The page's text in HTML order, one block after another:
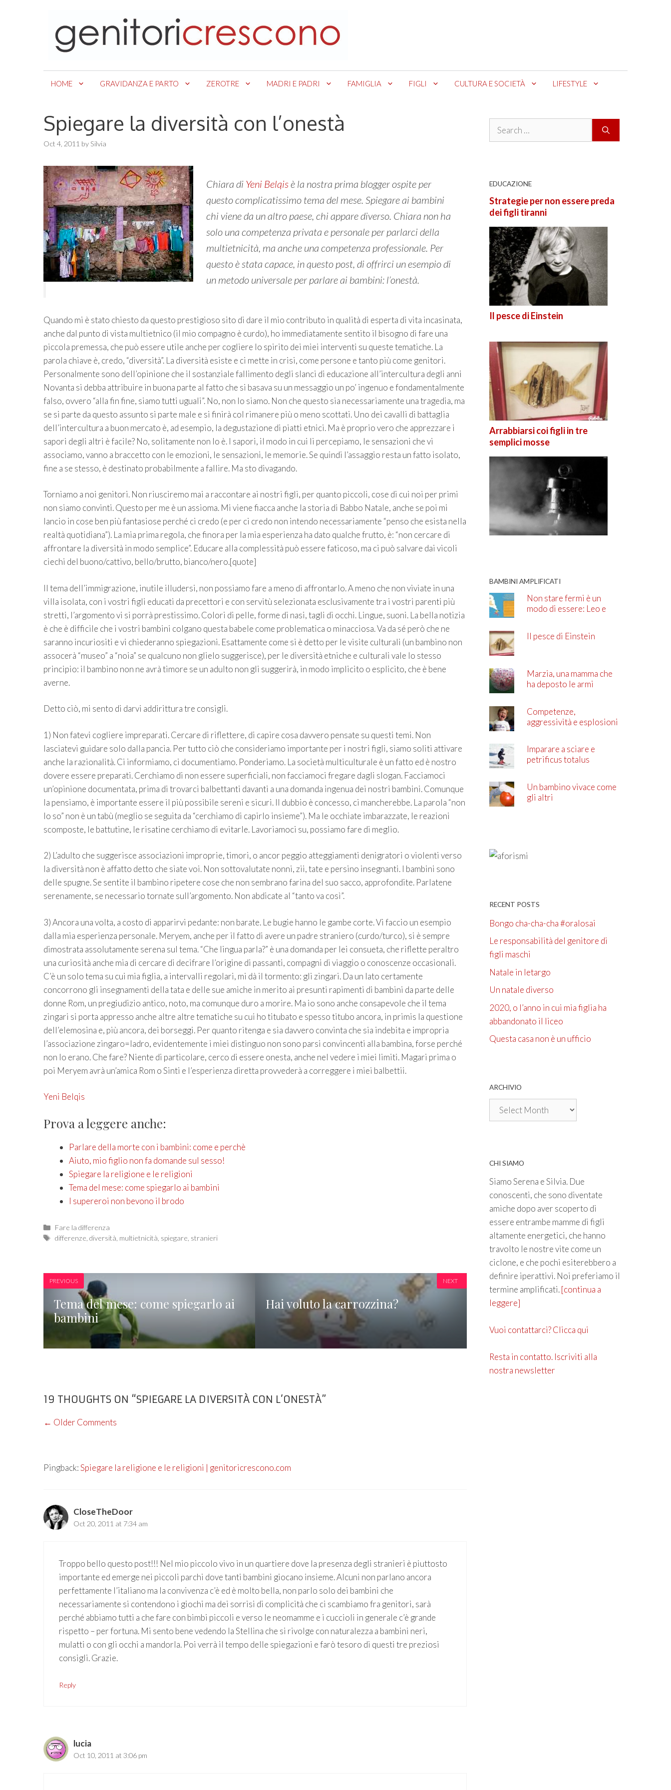
HOME GRAVIDANZA E PARTO ZEROTRE MADRI E PADRI FAMIGLIA FIGLI CULTURA E SOCIETÀ LIFESTYLE
Spiegare la diversità con l’onestà
Oct 4, 2011 by Silvia
Chiara di Yeni Belqisè la nostra prima blogger ospite per
questo complicatissimo tema del mese. Spiegare ai bambini
chi viene da un altro paese, chi appare diverso. Chiara non ha
solo una competenza privata e personale per parlarci della
multietnicità, ma anche una competenza professionale. Per
questo è stata capace, in questo post, di offrirci un esempio di
un metodo universale per parlare ai bambini: l’onestà.
Quando mi è stato chiesto da questo prestigioso sito di dare il mio contributo in qualità di esperta di vita incasinata,
anche dal punto di vista multietnico (il mio compagno è curdo), ho immediatamente sentito il bisogno di fare una
piccola premessa, che può essere utile anche per cogliere lo spirito dei miei interventi su queste tematiche. La
parola chiave è, credo, “diversità”. La diversità esiste e ci mette in crisi, come persone e tanto più come genitori.
Personalmente sono dell’opinione che il sostanziale fallimento degli slanci di educazione all’intercultura degli anni
Novanta si debba attribuire in buona parte al fatto che si basava su un messaggio un po’ ingenuo e fondamentalmente
falso, ovvero “alla fin fine, siamo tutti uguali”. No, non lo siamo. Non che questo sia necessariamente una tragedia, ma
se si parte da questo assunto si parte male e si finirà col rimanere più o meno scottati. Uno dei cavalli di battaglia
dell’intercultura a buon mercato è, ad esempio, la degustazione di piatti etnici. Ma è proprio vero che apprezzare i
sapori degli altri è facile? No, solitamente non lo è. I sapori, il modo in cui li percepiamo, le sensazioni che vi
associamo, vanno a braccetto con le emozioni, le sensazioni, le memorie. Se quindi l’assaggio resta un fatto isolato,
fine a se stesso, è destinato probabilmente a fallire. Ma sto divagando.
Torniamo a noi genitori. Non riusciremo mai a raccontare ai nostri figli, per quanto piccoli, cose di cui noi per primi
non siamo convinti. Questo per me è un assioma. Mi viene fiacca anche la storia di Babbo Natale, anche se poi mi
lancio in cose ben più fantasiose perché ci credo (e per ci credo non intendo necessariamente “penso che esista nella
realtà quotidiana”). La mia prima regola, che finora per la mia esperienza ha dato qualche frutto, è: “non cercare di
affrontare la diversità in modo semplice”. Educare alla complessità può essere faticoso, ma ci può salvare dai vicoli
ciechi del buono/cattivo, bello/brutto, bianco/nero.[quote]
Il tema dell’immigrazione, inutile illudersi, non possiamo fare a meno di affrontarlo. A meno che non viviate in una
villa isolata, con i vostri figli educati da precettori e con servitù selezionata esclusivamente tra i vostri parenti più
stretti, l’argomento vi si porrà prestissimo. Colori di pelle, forme di nasi, tagli di occhi. Lingue, suoni. La bella notizia
è che è difficile che i vostri bambini colgano questa babele come problematica o minacciosa. Va da sé però che ne
saranno incuriositi e vi chiederanno spiegazioni. Esattamente come si è detto per le visite culturali (un bambino non
assocerà “museo” a “noia” se qualcuno non glielo suggerisce), per le diversità etniche e culturali vale lo stesso
principio: il bambino non ne avrà timore se un adulto non gli suggerirà, in modo implicito o esplicito, che è bene
averne.
Detto ciò, mi sento di darvi addirittura tre consigli.
1) Non fatevi cogliere impreparati. Cercare di riflettere, di capire cosa davvero pensate su questi temi. Non
lasciatevi guidare solo dalla pancia. Per tutto ciò che consideriamo importante per i nostri figli, siamo soliti attivare
anche la razionalità. Ci informiamo, ci documentiamo. Ponderiamo. La società multiculturale è un fatto ed è nostro
dovere essere preparati. Cerchiamo di non essere superficiali, non facciamoci fregare dagli slogan. Facciamoci
un’opinione documentata, prima di trovarci balbettanti davanti a una domanda ingenua dei nostri bambini. Comunque
la pensiamo, è importante essere il più possibile sereni e sicuri. Il dubbio è concesso, ci mancherebbe. La parola “non
lo so” non è un tabù (meglio se seguita da “cerchiamo di capirlo insieme”). Ma le occhiate imbarazzate, le reazioni
scomposte, le battutine, le risatine cerchiamo di evitarle. Lavoriamoci su, possiamo fare di meglio.
2) L’adulto che suggerisce associazioni improprie, timori, o ancor peggio atteggiamenti denigratori o violenti verso
la diversità non è affatto detto che siate voi. Non sottovalutate nonni, zii, tate e persino insegnanti. I bambini sono
delle spugne. Se sentite il bambino ripetere cose che non sembrano farina del suo sacco, approfondite. Parlatene
serenamente, se necessario tornate sull’argomento. Non abdicate al “tanto va così”.
3) Ancora una volta, a costo di apparirvi pedante: non barate. Le bugie hanno le gambe corte. Vi faccio un esempio
dalla mia esperienza personale. Meryem, anche per il fatto di avere un padre straniero (curdo/turco), si è sempre
dimostrata assolutamente serena sul tema. “Che lingua parla?” è una domanda per lei consueta, che riflette peraltro
una curiosità anche mia di cercare di decifrare l’origine di passanti, compagni di viaggio o conoscenze occasionali.
C’è un solo tema su cui mia figlia, a intervalli regolari, mi dà il tormento: gli zingari. Da un lato certamente
concorrono gli insegnamenti della tata e delle sue amiche in merito ai presunti rapimenti di bambini da parte delle
donne Rom, un pregiudizio antico, noto, ma comunque duro a morire. Ma io sono anche consapevole che il tema
zingari si porta appresso anche altre altre tematiche su cui ho titubato e spesso titubo ancora, in primis la questione
dell’elemosina e, più ancora, dei borseggi. Per quanto ritenga e sia davvero convinta che sia indebita e impropria
l’associazione zingaro=ladro, evidentemente i miei distinguo non sono parsi convincenti alla bambina, forse perché
non lo erano. Che fare? Niente di particolare, cerco di essere onesta, anche nel vedere i miei limiti. Magari prima o
poi Meryem avrà un’amica Rom o Sinti e l’esperienza diretta provvederà a correggere i miei balbettii.
Yeni Belqis
Prova a leggere anche:
Parlare della morte con i bambini: come e perchè
Aiuto, mio figlio non fa domande sul sesso!
Spiegare la religione e le religioni
Tema del mese: come spiegarlo ai bambini
I supereroi non bevono il brodo
Categories
Fare la differenza
Tags
differenze ,diversità multietnicità spiegare stranieri
PREVIOUS
Tema del mese: come spiegarlo ai
bambini
Hai voluto la carrozzina?
NEXT
19 THOUGHTS ON “SPIEGARE LA DIVERSITÀ CON L’ONESTÀ”
COMMENT
← Older Comments
Pingback:Spiegare la religione e le religioni | genitoricrescono.com
CloseTheDoor
Oct 20, 2011 at 7:34 am
Troppo bello questo post!!! Nel mio piccolo vivo in un quartiere dove la presenza degli stranieri è piuttosto
importante ed emerge nei piccoli parchi dove tanti bambini giocano insieme. Alcuni non parlano ancora
perfettamente l’italiano ma la convivenza c’è ed è molto bella, non parlo solo dei bambini che
necessariamente si contendono i giochi ma dei sorrisi di complicità che ci scambiamo fra genitori, sarà
perché abbiamo tutti a che fare con bimbi piccoli e verso le neomamme e i cuccioli in generale c’è grande
rispetto – per fortuna. Mi sento bene vedendo la Stellina che si rivolge con naturalezza a bambini neri,
mulatti o con gli occhi a mandorla. Poi verrà il tempo delle spiegazioni e farò tesoro di questi tre preziosi
consigli. Grazie.
Reply
lucia
Oct 10, 2011 at 3:06 pm
Search
EDUCAZIONE
Strategie per non essere preda
dei figli tiranni
Il pesce di Einstein
Arrabbiarsi coi figli in tre
semplici mosse
BAMBINI AMPLIFICATI
Non stare fermi è un
modo di essere: Leo e
Il pesce di Einstein
Marzia, una mamma che
ha deposto le armi
Competenze,
aggressività e esplosioni
Imparare a sciare e
petrificus totalus
Un bambino vivace come
gli altri
RECENT POSTS
Bongo cha-cha-cha #oralosai
Le responsabilità del genitore di
figli maschi
Natale in letargo
Un natale diverso
2020, o l’anno in cui mia figlia ha
abbandonato il liceo
Questa casa non è un ufficio
ARCHIVIO
Archivio
CHI SIAMO
Siamo Serena e Silvia. Due
conoscenti, che sono diventate
amiche dopo aver scoperto di
essere entrambe mamme di figli
altamente energetici, che hanno
travolto le nostre vite come un
ciclone, e che pochi esiterebbero a
definire iperattivi. Noi preferiamo il
termine amplificati.[continua a
leggere]
Vuoi contattarci? Clicca qui
Resta in contatto. Iscriviti alla
nostra newsletter